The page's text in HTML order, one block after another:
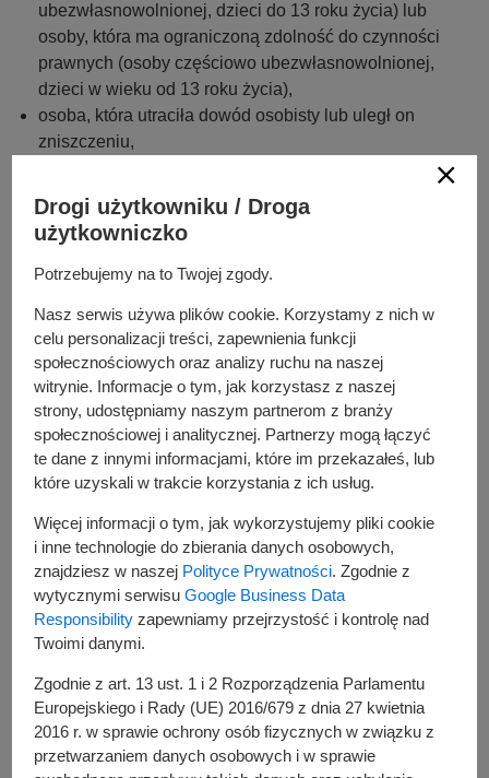
ubezwłasnowolnionej, dzieci do 13 roku życia) lub
osoby, która ma ograniczoną zdolność do czynności
prawnych (osoby częściowo ubezwłasnowolnionej,
dzieci w wieku od 13 roku życia),
osoba, która utraciła dowód osobisty lub uległ on
zniszczeniu,
osobistego chce mieć dowód osobisty z warstwą
elektroniczną i odciskami palców.
obecne w urzędzie, podczas składania wniosku o dowód
dla nich. Podczas składania wniosku o dowód osobisty
pobiera się odciski palców od osób, które ukończyły 12 rok
życia. Dowód osobisty dla osób, które ukończyły 12 rok
życia wydaje się na 10 lat, dla dzieci poniżej 12 roku życia
- na 5 lat.
Do wniosku załącz następujące dokumenty:
6 miesięcy, o wymiarach 35x45mm, w pozycji na wprost,
wykonane na jednolitym jasnym tle, z równomiernym
oświetleniem, mające dobrą ostrość oraz
odwzorowujące naturalny kolor skóry, obejmujące
wizerunek od wierzchołka głowy do górnej części
zachowaniem symetrii w pionie, z naturalnym wyrazem
twarzy nie zasłoniętej włosami i z zamkniętymi ustami,
dowód osobisty a w przypadku jego braku, ważny
paszport (dot. osób, które go posiadają) -UWAGA!
Drogi użytkowniku / Droga
użytkowniczko
Potrzebujemy na to Twojej zgody.
Nasz serwis używa plików cookie. Korzystamy z nich w
celu personalizacji treści, zapewnienia funkcji
społecznościowych oraz analizy ruchu na naszej
witrynie. Informacje o tym, jak korzystasz z naszej
strony, udostępniamy naszym partnerom z branży
społecznościowej i analitycznej. Partnerzy mogą łączyć
te dane z innymi informacjami, które im przekazałeś, lub
które uzyskali w trakcie korzystania z ich usług.
Więcej informacji o tym, jak wykorzystujemy pliki cookie
i inne technologie do zbierania danych osobowych,
znajdziesz w naszej Polityce Prywatności. Zgodnie z
wytycznymi serwisuGoogle Business Data
Responsibility zapewniamy przejrzystość i kontrolę nad
Twoimi danymi.
Zgodnie z art. 13 ust. 1 i 2 Rozporządzenia Parlamentu
Europejskiego i Rady (UE) 2016/679 z dnia 27 kwietnia
2016 r. w sprawie ochrony osób fizycznych w związku z
przetwarzaniem danych osobowych i w sprawie